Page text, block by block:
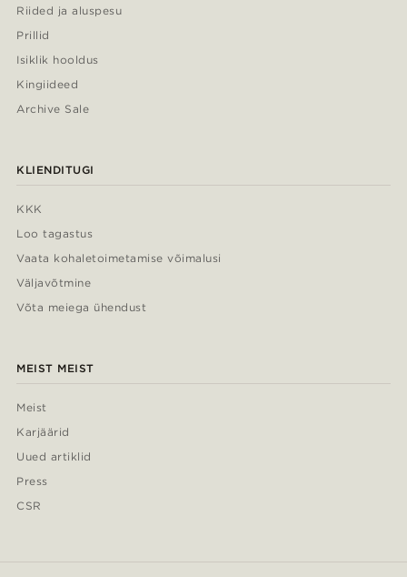
Riided ja aluspesu
Prillid
Isiklik hooldus
Kingiideed
Archive Sale
KLIENDITUGI
KKK
Loo tagastus
Vaata kohaletoimetamise võimalusi
Väljavõtmine
Võta meiega ühendust
MEIST MEIST
Meist
Karjäärid
Uued artiklid
Press
CSR